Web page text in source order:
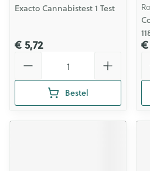
Exacto Cannabistest 1 Test
€ 5,72
Bestel
€